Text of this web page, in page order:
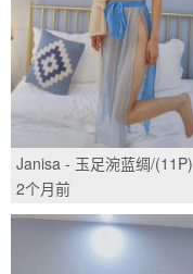
Janisa - 玉足涴蓝绸/(11P)
2个月前